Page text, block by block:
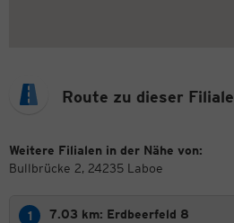
Route zu dieser Filiale
Weitere Filialen in der Nähe von:
Bullbrücke 2, 24235 Laboe
7.03 km: Erdbeerfeld 8